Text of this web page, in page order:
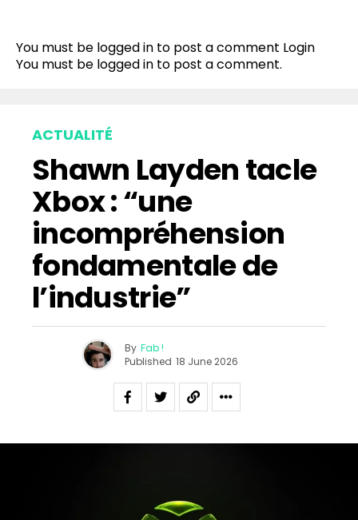
You must be logged in to post a comment Login
You must be logged in to post a comment.
ACTUALITÉ
Shawn Layden tacle
Xbox : “une
incompréhension
fondamentale de
l’industrie”
By Fab !
Published 18 June 2026